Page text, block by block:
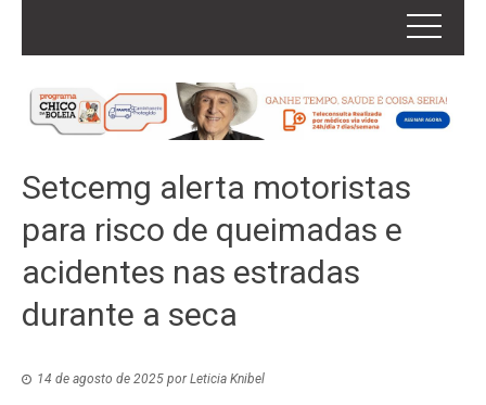
Setcemg alerta motoristas
para risco de queimadas e
acidentes nas estradas
durante a seca
14 de agosto de 2025 porLeticia Knibel